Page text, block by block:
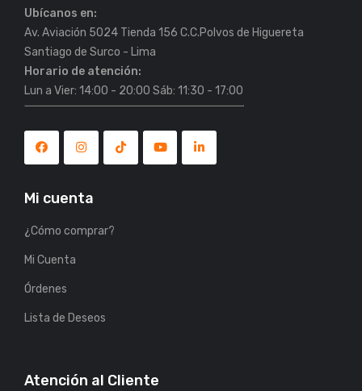
Ubícanos en:
Av. Aviación 5024 Tienda 156 C.C.Polvos de Higuereta
Horario de atención:
Lun a Vier: 14:00 - 20:00 Sáb: 11:30 - 17:00
Mi cuenta
¿Cómo comprar?
Mi Cuenta
Órdenes
Lista de Deseos
Atención al Cliente